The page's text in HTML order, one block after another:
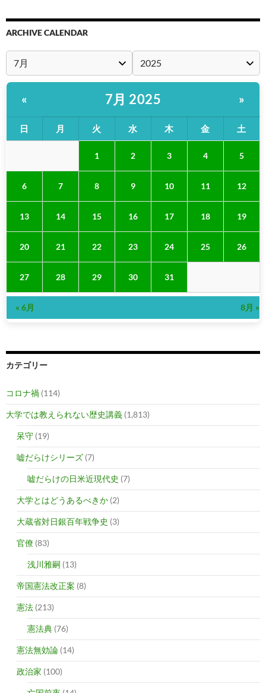
ARCHIVE CALENDAR
« 7月 2025 »
日 月 火 水 木 金 土
1 2 3 4 5
6 7 8 9 10 11 12
13 14 15 16 17 18 19
20 21 22 23 24 25 26
27 28 29 30 31
« 6月 8月 »
カテゴリー
コロナ禍 (114)
大学では教えられない歴史講義 (1,813)
呆守 (19)
嘘だらけシリーズ (7)
嘘だらけの日米近現代史 (7)
大学とはどうあるべきか (2)
大蔵省対日銀百年戦争史 (3)
官僚 (83)
浅川雅嗣 (13)
帝国憲法改正案 (8)
憲法 (213)
憲法典 (76)
憲法無効論 (14)
政治家 (100)